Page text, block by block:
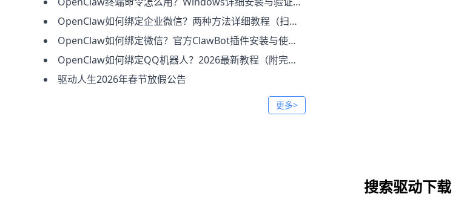
OpenClaw如何绑定企业微信？两种方法详细教程（扫码接入+手动配置）
OpenClaw如何绑定微信？官方ClawBot插件安装与使用完整教程
OpenClaw如何绑定QQ机器人？2026最新教程（附完整步骤）
驱动人生2026年春节放假公告
更多>
搜索驱动下载